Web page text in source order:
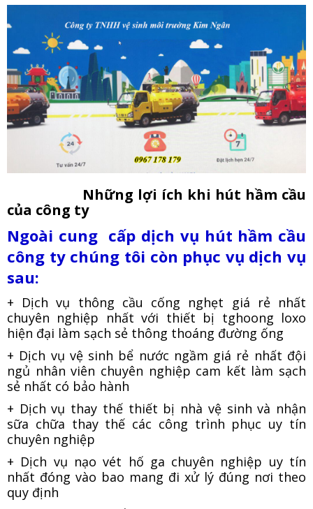
Những lợi ích khi hút hầm cầu
của công ty
Ngoài cung cấp dịch vụ hút hầm cầu
công ty chúng tôi còn phục vụ dịch vụ
sau:
+ Dịch vụ thông cầu cống nghẹt giá rẻ nhất
chuyên nghiệp nhất với thiết bị tghoong loxo
hiện đại làm sạch sẻ thông thoáng đường ống
+ Dịch vụ vệ sinh bể nước ngầm giá rẻ nhất đội
ngủ nhân viên chuyên nghiệp cam kết làm sạch
sẻ nhất có bảo hành
+ Dịch vụ thay thế thiết bị nhà vệ sinh và nhận
sữa chữa thay thế các công trình phục uy tín
chuyên nghiệp
+ Dịch vụ nạo vét hố ga chuyên nghiệp uy tín
nhất đóng vào bao mang đi xử lý đúng nơi theo
quy định